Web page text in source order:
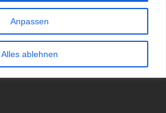
Anpassen
Alles ablehnen